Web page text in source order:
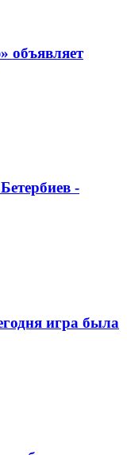
-
игра была